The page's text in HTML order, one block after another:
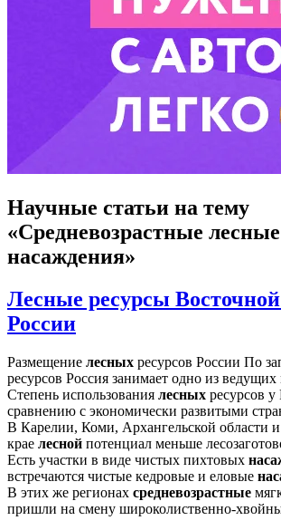
Научные статьи на тему
«Средневозрастные лесные
насаждения»
Лесные ресурсы
России
Размещение лесных ресурсов России По
ресурсов Россия занимает одно из
Степень использования лесных ресурсов
сравнению с экономически развитыми
В Карелии, Коми, Архангельской области
крае лесной потенциал меньше
Есть участки в виде чистых пихтовых
встречаются чистые кедровые и еловые
В этих же регионах средневозрастные
пришли на смену широколиственно-